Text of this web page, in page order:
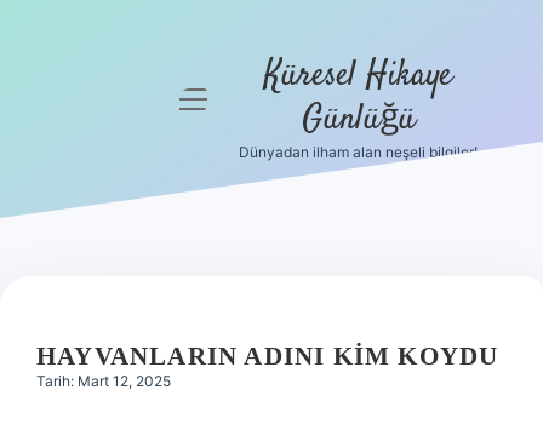
Hakkımızda
menüyü
Küresel Hikaye
Günlüğü
Dünyadan ilham alan neşeli bilgiler!
HAYVANLARIN ADINI KIM KOYDU
Tarih: Mart 12, 2025